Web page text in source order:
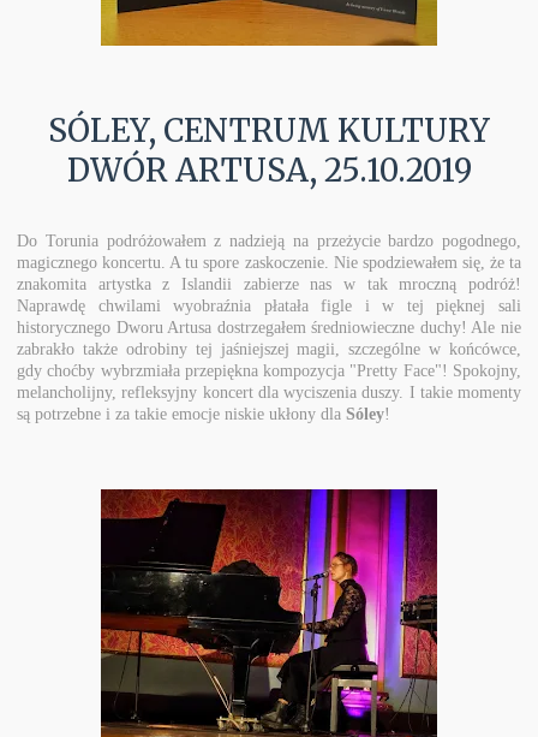
SÓLEY, CENTRUM KULTURY
DWÓR ARTUSA, 25.10.2019
Do Torunia podróżowałem z nadzieją na przeżycie bardzo pogodnego,
magicznego koncertu. A tu spore zaskoczenie. Nie spodziewałem się, że ta
znakomita artystka z Islandii zabierze nas w tak mroczną podróż!
Naprawdę chwilami wyobraźnia płatała figle i w tej pięknej sali
historycznego Dworu Artusa dostrzegałem średniowieczne duchy! Ale nie
zabrakło także odrobiny tej jaśniejszej magii, szczególne w końcówce,
gdy choćby wybrzmiała przepiękna kompozycja "Pretty Face"! Spokojny,
melancholijny, refleksyjny koncert dla wyciszenia duszy. I takie momenty
są potrzebne i za takie emocje niskie ukłony dla Sóley!